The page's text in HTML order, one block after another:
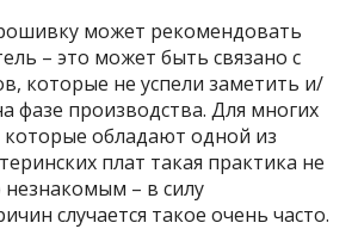
может рекомендовать
– это может быть связано с
которые не успели заметить и/
фазе производства. Для многих
обладают одной из
плат такая практика не
незнакомым – в силу
случается такое очень часто.